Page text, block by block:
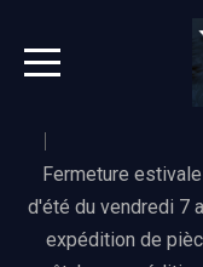
Fermeture
d'été du vendredi 7
expédition de